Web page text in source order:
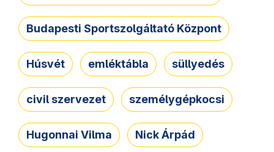
Budapesti Sportszolgáltató Központ
Húsvét emléktábla süllyedés
civil szervezet személygépkocsi
Hugonnai Vilma Nick Árpád